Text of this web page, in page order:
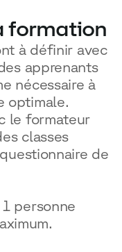
formation
à définir avec
apprenants
nécessaire à
optimale.
le formateur
classes
de
personne